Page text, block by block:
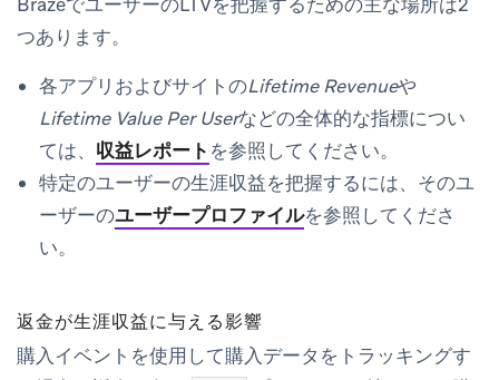
つあります。
各アプリおよびサイトのLifetime Revenueや
Lifetime Value Per Userなどの全体的な指標につい
ては、 収益レポート を参照してください。
特定のユーザーの生涯収益を把握するには、そのユ
ーザーのユーザープロファイルを参照してくださ
い。
返金が生涯収益に与える影響
購入イベントを使用して購入データをトラッキングす